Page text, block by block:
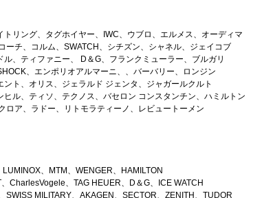
リング、タグホイヤー、IWC、ウブロ、エルメス、オーディマ
ーチ、コルム、SWATCH、シチズン、シャネル、ジェイコブ
、ティファニー、 D＆G、フランクミューラー、ブルガリ
、エンポリオアルマーニ、、バーバリー、ロンジン
ト、オリス、ジェラルド ジェンタ、ジャガールクルト
ル、ティソ、テクノス、バセロン コンスタンチン、ハミルトン
ロア、ラドー、リトモラティーノ、レビュートーメン
、MTM、WENGER、HAMILTON
CharlesVogele、TAG HEUER、D＆G、ICE WATCH
MILITARY、AKAGEN、SECTOR、ZENITH、TUDOR